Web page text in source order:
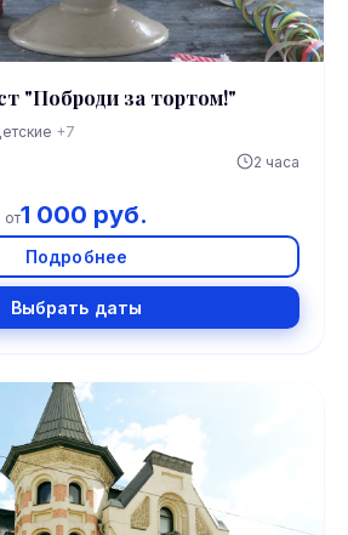
"Поброди за тортом!"
+7
2 часа
от1 000 руб.
Подробнее
Выбрать даты